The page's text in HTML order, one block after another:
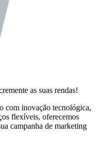
as suas rendas!
com inovação tecnológica,
flexíveis, oferecemos
campanha de marketing